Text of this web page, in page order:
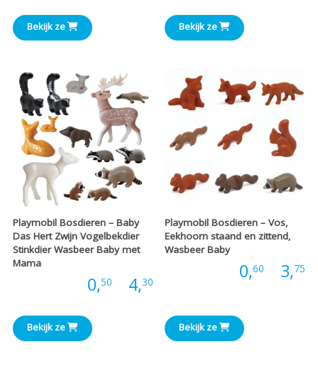
€0,85
tot
€5,50
Bekijk ze Bekijk ze
Playmobil Bosdieren – Baby
Das Hert Zwijn Vogelbekdier
Stinkdier Wasbeer Baby met
Mama
0,50 4,30Prijsklasse:
€0,50
tot
Bekijk ze
Playmobil Bosdieren – Vos,
Eekhoorn staand en zittend,
Wasbeer Baby
0,60 3,75
Bekijk ze